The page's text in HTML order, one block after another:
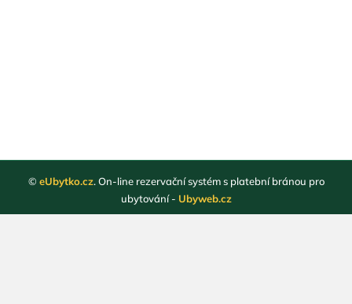
© eUbytko.cz. On-line rezervační systém s platební bránou pro
ubytování - Ubyweb.cz